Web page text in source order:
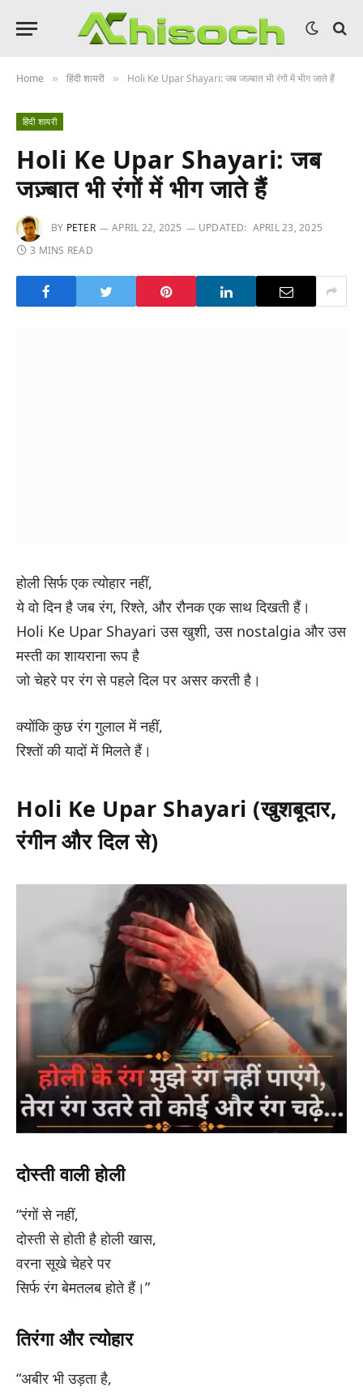
Home » हिंदी शायरी » Holi Ke Upar Shayari: जब जज़्बात भी रंगों में भीग जाते हैं
हिंदी शायरी
Holi Ke Upar Shayari: जब
जज़्बात भी रंगों में भीग जाते हैं
BY PETER APRIL 22, 2025 UPDATED: APRIL 23, 2025
3 MINS READ
होली सिर्फ एक त्योहार नहीं,
ये वो दिन है जब रंग, रिश्ते, और रौनक एक साथ दिखती हैं।
Holi Ke Upar Shayari उस खुशी, उस nostalgia और उस
मस्ती का शायराना रूप है
जो चेहरे पर रंग से पहले दिल पर असर करती है।
क्योंकि कुछ रंग गुलाल में नहीं,
रिश्तों की यादों में मिलते हैं।
Holi Ke Upar Shayari (खुशबूदार,
रंगीन और दिल से)
दोस्ती वाली होली
“रंगों से नहीं,
दोस्ती से होती है होली खास,
वरना सूखे चेहरे पर
सिर्फ रंग बेमतलब होते हैं।”
तिरंगा और त्योहार
“अबीर भी उड़ता है,